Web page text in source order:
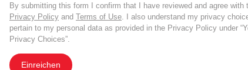
By submitting this form I confirm that I have reviewed and agree with
Privacy Policy and Terms of Use . I also understand my privacy
pertain to my personal data as provided in the Privacy Policy under
Privacy Choices”.
Einreichen